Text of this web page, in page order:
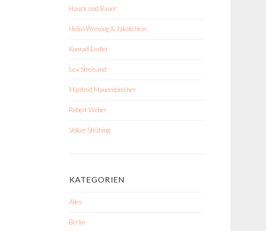
Hauck und Bauer
Heiko Werning & Jakob Hein
Konrad Endler
Lea Streisand
Manfred Maurenbrecher
Robert Weber
Volker Strübing
KATEGORIEN
Alles
Berlin